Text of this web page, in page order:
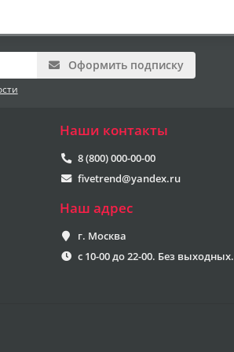
Оформить подписку
Наши контакты
8 (800) 000-00-00
fivetrend@yandex.ru
Наш адрес
г. Москва
с 10-00 до 22-00. Без выходных.